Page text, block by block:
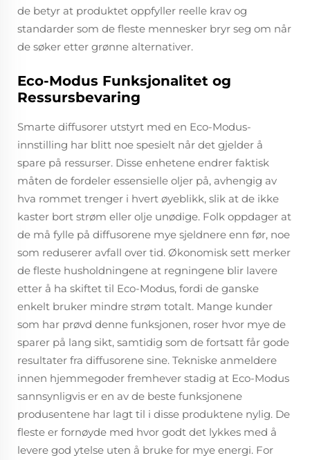
de betyr at produktet oppfyller reelle krav og
standarder som de fleste mennesker bryr seg om når
de søker etter grønne alternativer.
Eco-Modus Funksjonalitet og
Ressursbevaring
Smarte diffusorer utstyrt med en Eco-Modus-
innstilling har blitt noe spesielt når det gjelder å
spare på ressurser. Disse enhetene endrer faktisk
måten de fordeler essensielle oljer på, avhengig av
hva rommet trenger i hvert øyeblikk, slik at de ikke
kaster bort strøm eller olje unødige. Folk oppdager at
de må fylle på diffusorene mye sjeldnere enn før, noe
som reduserer avfall over tid. Økonomisk sett merker
de fleste husholdningene at regningene blir lavere
etter å ha skiftet til Eco-Modus, fordi de ganske
enkelt bruker mindre strøm totalt. Mange kunder
som har prøvd denne funksjonen, roser hvor mye de
sparer på lang sikt, samtidig som de fortsatt får gode
resultater fra diffusorene sine. Tekniske anmeldere
innen hjemmegoder fremhever stadig at Eco-Modus
sannsynligvis er en av de beste funksjonene
produsentene har lagt til i disse produktene nylig. De
fleste er fornøyde med hvor godt det lykkes med å
levere god ytelse uten å bruke for mye energi. For